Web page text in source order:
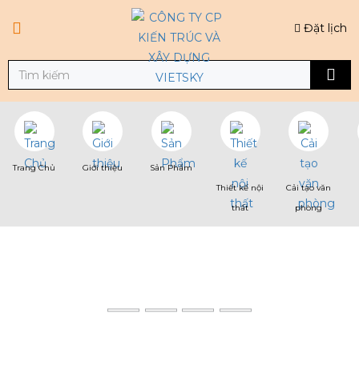
Đặt lịch
Trang Chủ Giới thiệu
Sản Phẩm
Thiết kế nội
thất
Cải tạo văn
phòng